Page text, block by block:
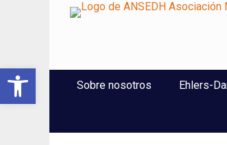
ANSEDH
Asociación Nacional del Síndrome
Menú Principal
Sobre nosotros Ehlers-
Abrir barra de herramientas